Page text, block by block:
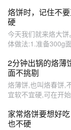
烙饼时，记住不
硬
今天我们就来烙大
体做法:1.准备300g
2分钟出锅的烙薄
面不挑剔
烙薄饼,也叫烙春饼,
宜软不宜硬,可在开
家常烙饼要想好
也不硬